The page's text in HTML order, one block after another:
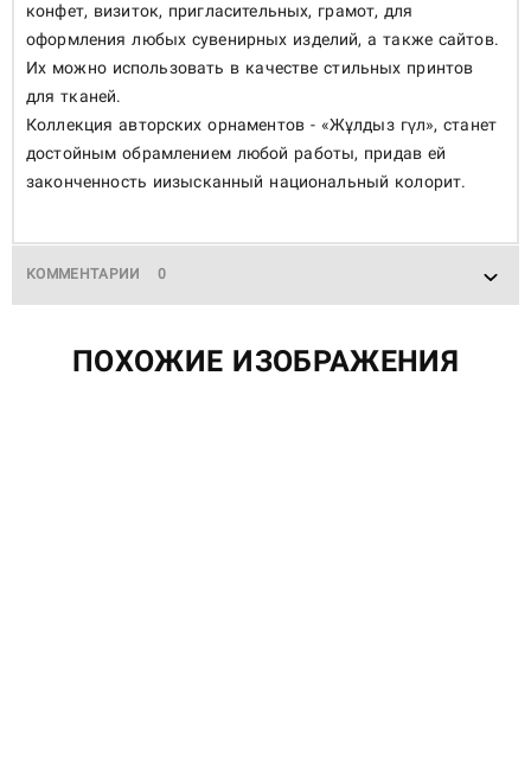
конфет, визиток, пригласительных, грамот, для
оформления любых сувенирных изделий, а также сайтов.
Их можно использовать в качестве стильных принтов
для тканей.
Коллекция авторских орнаментов - «Жұлдыз гүл», станет
достойным обрамлением любой работы, придав ей
законченность иизысканный национальный колорит.
КОММЕНТАРИИ 0
ПОХОЖИЕ ИЗОБРАЖЕНИЯ